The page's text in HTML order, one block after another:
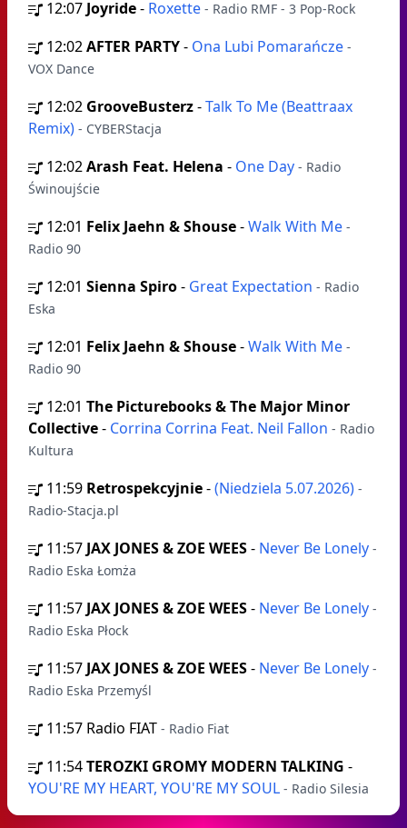
12:07 Joyride- Roxette - Radio RMF - 3 Pop-Rock
12:02AFTER PARTY- Ona Lubi Pomarańcze -
VOX Dance
12:02 GrooveBusterz-Talk To Me (Beattraax
Remix) - CYBERStacja
12:02Arash Feat. Helena - One Day - Radio
Świnoujście
12:01 Felix Jaehn & Shouse-Walk With Me -
Radio 90
12:01 Sienna Spiro- Great Expectation - Radio
Eska
12:01 Felix Jaehn & Shouse-Walk With Me -
Radio 90
12:01 The Picturebooks & The Major Minor
Collective- Corrina Corrina Feat. Neil Fallon - Radio
Kultura
11:59 Retrospekcyjnie-(Niedziela 5.07.2026) -
Radio-Stacja.pl
11:57 JAX JONES & ZOE WEES- Never Be Lonely -
Radio Eska Łomża
11:57 JAX JONES & ZOE WEES- Never Be Lonely -
Radio Eska Płock
11:57 JAX JONES & ZOE WEES- Never Be Lonely -
Radio Eska Przemyśl
11:57 Radio FIAT - Radio Fiat
11:54TEROZKI GROMY MODERN TALKING -
YOU'RE MY HEART, YOU'RE MY SOUL - Radio Silesia